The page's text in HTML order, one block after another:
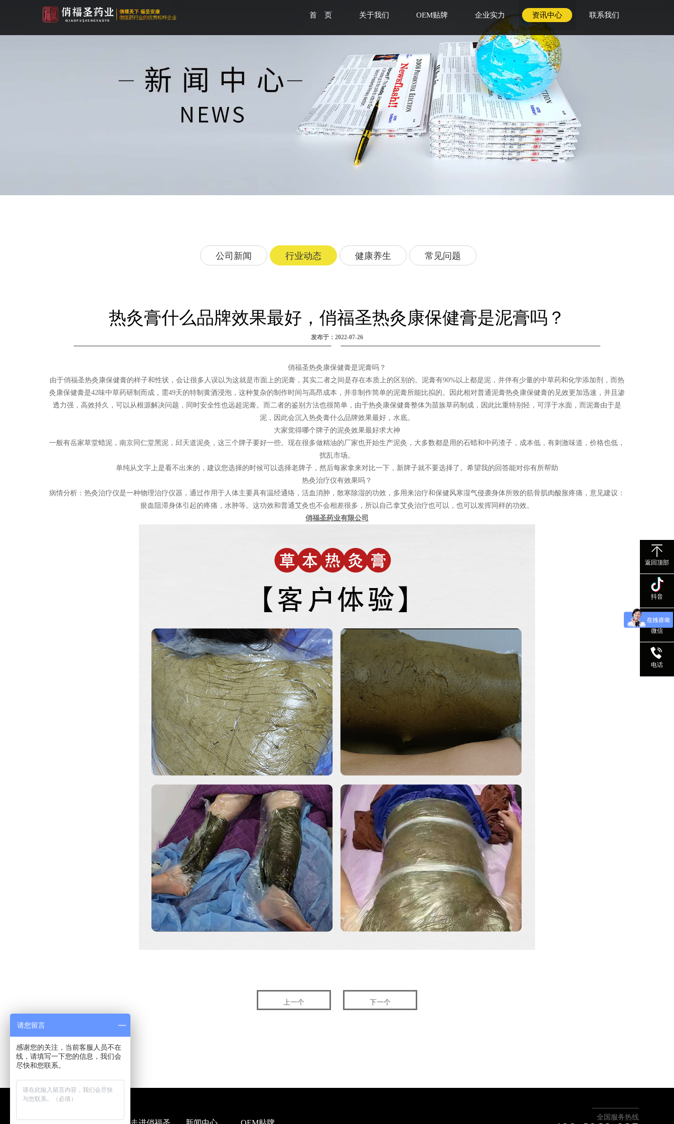
首 页 关于我们 OEM贴牌 企业实力 资讯中心 联系我们
公司新闻 行业动态 健康养生 常见问题
热灸膏什么品牌效果最好，俏福圣热灸康保健膏是泥膏吗？
发布于：2022-07-26
俏福圣热灸康保健膏是泥膏吗？
由于俏福圣热灸康保健膏的样子和性状，会让很多人误以为这就是市面上的泥膏，其实二者之间是存在本质上的区别的。泥膏有90%以上都是泥，并伴有少量的中草药和化学添加剂，而热
灸康保健膏是42味中草药研制而成，需49天的特制黄酒浸泡，这种复杂的制作时间与高昂成本，并非制作简单的泥膏所能比拟的。因此相对普通泥膏热灸康保健膏的见效更加迅速，并且渗
透力强，高效持久，可以从根源解决问题，同时安全性也远超泥膏。而二者的鉴别方法也很简单，由于热灸康保健膏整体为苗族草药制成，因此比重特别轻，可浮于水面，而泥膏由于是
泥，因此会沉入热灸膏什么品牌效果最好，水底。
大家觉得哪个牌子的泥灸效果最好求大神
一般有岳家草堂蜡泥，南京同仁堂黑泥，邱天道泥灸，这三个牌子要好一些。现在很多做精油的厂家也开始生产泥灸，大多数都是用的石蜡和中药渣子，成本低，有刺激味道，价格也低，
扰乱市场。
单纯从文字上是看不出来的，建议您选择的时候可以选择老牌子，然后每家拿来对比一下，新牌子就不要选择了。希望我的回答能对你有所帮助
热灸治疗仪有效果吗？
病情分析：热灸治疗仪是一种物理治疗仪器，通过作用于人体主要具有温经通络，活血消肿，散寒除湿的功效，多用来治疗和保健风寒湿气侵袭身体所致的筋骨肌肉酸胀疼痛，意见建议：
瘀血阻滞身体引起的疼痛，水肿等。这功效和普通艾灸也不会相差很多，所以自己拿艾灸治疗也可以，也可以发挥同样的功效。
俏福圣药业有限公司
上一个 下一个
全国服务热线
返回顶部
抖音
微信
电话
请您留言
感谢您的关注，当前客服人员不在
线，请填写一下您的信息，我们会
尽快和您联系。